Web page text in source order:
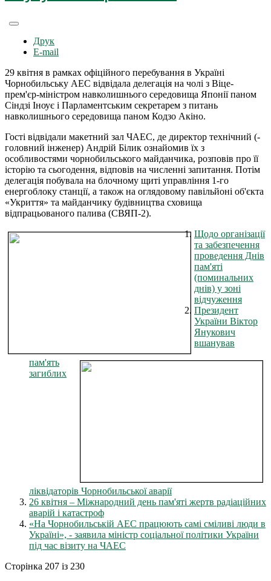
Друк
E-mail
29 квітня в рамках офіційного перебування в Україні
Чорнобильську АЕС відвідала делегація на чолі з Віце-
прем'єр-міністром навколишнього середовища Японії паном
Сіндзі Іноує і Парламентським секретарем з питань
навколишнього середовища паном Кодзо Акіно.
Гості відвідали макетний зал ЧАЕС, де директор технічний (-
головний інженер) Андрій Білик ознайомив їх з
особливостями чорнобильського майданчика, розповів про її
історію та сьогодення, відповів на численні запитання. Потім
делегація побувала на блочному щиті управління 1-го
енергоблоку станції, а також на оглядовому павільйоні об'єкта
«Укриття» та майданчику будівництва сховища
відпрацьованого палива (СВЯП-2).
Щодо організації
та забезпечення
проведення Днів
пам'яті
(поминальних
днів) у зоні
відчуження
Президент
України Віктор
Янукович
вшанував
пам'ять
загиблих
ліквідаторів Чорнобильської аварії
26 квітня – Міжнародний день пам'яті жертв радіаційних
аварій і катастроф
«На Чорнобильській АЕС працюють самі сміливі люди в
Україні», - заявила міністр соціальної політики України
під час візиту на ЧАЕС
Сторінка 207 із 230